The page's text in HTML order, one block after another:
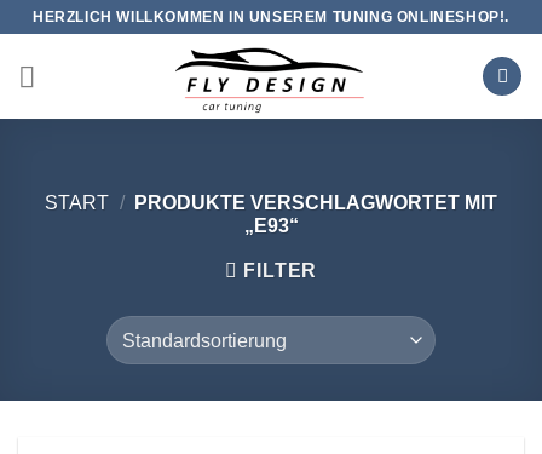
Zum
springen
HERZLICH WILLKOMMEN IN UNSEREM TUNING ONLINESHOP!.
START /
PRODUKTE VERSCHLAGWORTET MIT
„E93“
FILTER